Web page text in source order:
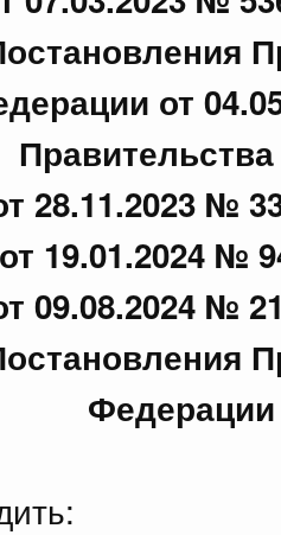
от
28.11.2023 №
от 19.01.2024 №
09.08.2024 №
Федерации
2024 г. № 555